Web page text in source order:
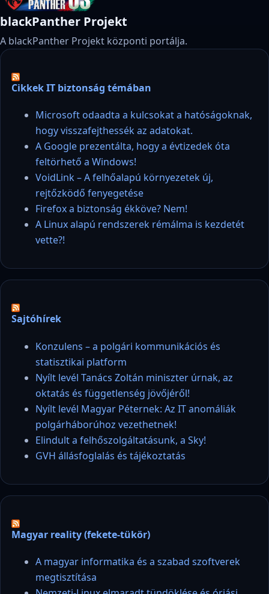
blackPanther Projekt
A blackPanther Projekt központi portálja.
Cikkek IT biztonság témában
Microsoft odaadta a kulcsokat a hatóságoknak,
hogy visszafejthessék az adatokat.
A Google prezentálta, hogy a évtizedek óta
feltörhető a Windows!
VoidLink – A felhőalapú környezetek új,
rejtőzködő fenyegetése
Firefox a biztonság ékköve? Nem!
A Linux alapú rendszerek rémálma is kezdetét
vette?!
Sajtóhírek
Konzulens – a polgári kommunikációs és
statisztikai platform
Nyílt levél Tanács Zoltán miniszter úrnak, az
oktatás és függetlenség jövőjéről!
Nyílt levél Magyar Péternek: Az IT anomáliák
polgárháborúhoz vezethetnek!
Elindult a felhőszolgáltatásunk, a Sky!
GVH állásfoglalás és tájékoztatás
Magyar reality (fekete-tükör)
A magyar informatika és a szabad szoftverek
megtisztítása